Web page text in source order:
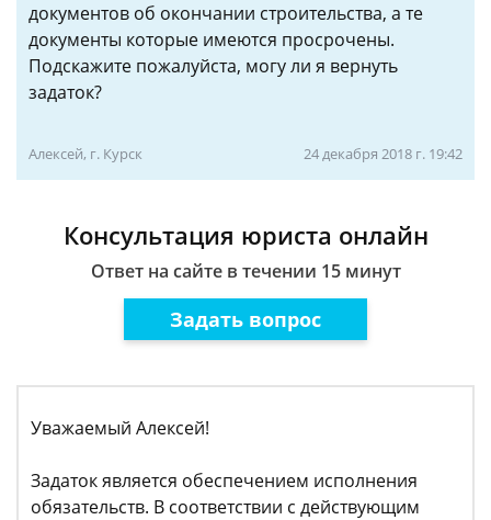
документов об окончании строительства, а те
документы которые имеются просрочены.
Подскажите пожалуйста, могу ли я вернуть
задаток?
Алексей, г. Курск 24 декабря 2018 г. 19:42
Консультация юриста онлайн
Ответ на сайте в течении 15 минут
Задать вопрос
Уважаемый Алексей!
Задаток является обеспечением исполнения
обязательств. В соответствии с действующим